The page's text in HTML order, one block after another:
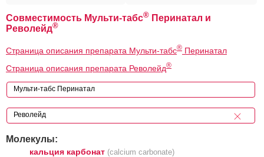
Совместимость Мульти-табс® Перинатал и
Револейд®
Страница описания препарата Мульти-табс® Перинатал
Страница описания препарата Револейд®
Молекулы:
кальция карбонат (calcium carbonate)